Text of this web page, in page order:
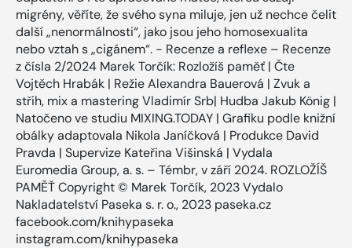
migrény, věříte, že svého syna miluje, jen už nechce čelit
další „nenormálnosti“, jako jsou jeho homosexualita
nebo vztah s „cigánem“. - Recenze a reflexe – Recenze
z čísla 2/2024 Marek Torčík: Rozložíš paměť | Čte
Vojtěch Hrabák | Režie Alexandra Bauerová | Zvuk a
střih, mix a mastering Vladimír Srb| Hudba Jakub König |
Natočeno ve studiu MIXING.TODAY | Grafiku podle knižní
obálky adaptovala Nikola Janíčková | Produkce David
Pravda | Supervize Kateřina Višinská | Vydala
Euromedia Group, a. s. – Témbr, v září 2024. ROZLOŽÍŠ
PAMĚŤ Copyright © Marek Torčík, 2023 Vydalo
Nakladatelství Paseka s. r. o., 2023 paseka.cz
facebook.com/knihypaseka
instagram.com/knihypaseka